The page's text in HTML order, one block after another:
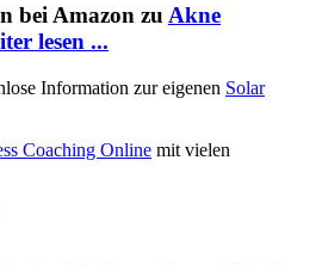
bei Amazon zu Akne
lesen ...
Information zur eigenen Solar
Coaching Online mit vielen